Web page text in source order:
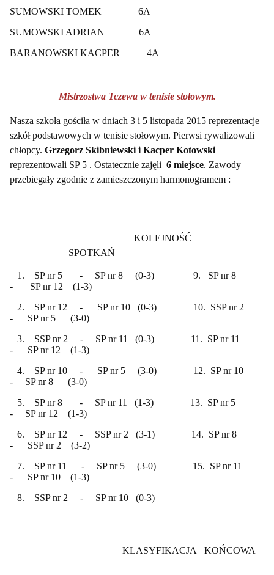
SUMOWSKI TOMEK 6A
SUMOWSKI ADRIAN 6A
BARANOWSKI KACPER 4A
Mistrzostwa Tczewa w tenisie stołowym.
Nasza szkoła gościła w dniach 3 i 5 listopada 2015 reprezentacje
szkół podstawowych w tenisie stołowym. Pierwsi rywalizowali
chłopcy. Grzegorz Skibniewski i Kacper Kotowski
reprezentowali SP 5 . Ostatecznie zajęli 6 miejsce. Zawody
przebiegały zgodnie z zamieszczonym harmonogramem :
KOLEJNOŚĆ
SPOTKAŃ
1. SP nr 5 - SP nr 8 (0-3) 9. SP nr 8
- SP nr 12 (1-3)
2. SP nr 12 - SP nr 10 (0-3) 10. SSP nr 2
- SP nr 5 (3-0)
3. SSP nr 2 - SP nr 11 (0-3) 11. SP nr 11
- SP nr 12 (1-3)
4. SP nr 10 - SP nr 5 (3-0) 12. SP nr 10
- SP nr 8 (3-0)
5. SP nr 8 - SP nr 11 (1-3) 13. SP nr 5
- SP nr 12 (1-3)
6. SP nr 12 - SSP nr 2 (3-1) 14. SP nr 8
- SSP nr 2 (3-2)
7. SP nr 11 - SP nr 5 (3-0) 15. SP nr 11
- SP nr 10 (1-3)
8. SSP nr 2 - SP nr 10 (0-3)
KLASYFIKACJA KOŃCOWA